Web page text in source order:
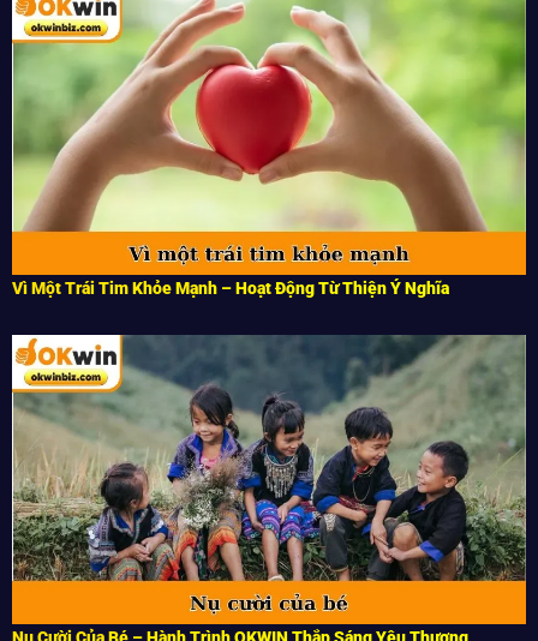
Vì Một Trái Tim Khỏe Mạnh – Hoạt Động Từ Thiện Ý Nghĩa